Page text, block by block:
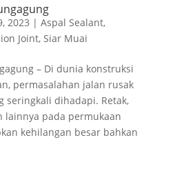
2023 | Aspal Sealant,
Joint, Siar Muai
– Di dunia konstruksi
permasalahan jalan rusak
seringkali dihadapi. Retak,
lainnya pada permukaan
kehilangan besar bahkan